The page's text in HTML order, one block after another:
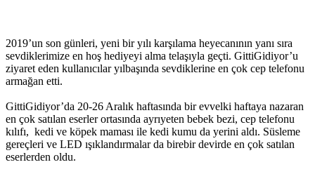
2019’un son günleri, yeni bir yılı karşılama heyecanının yanı sıra
sevdiklerimize en hoş hediyeyi alma telaşıyla geçti. GittiGidiyor’u
ziyaret eden kullanıcılar yılbaşında sevdiklerine en çok cep telefonu
armağan etti.
GittiGidiyor’da 20-26 Aralık haftasında bir evvelki haftaya nazaran
en çok satılan eserler ortasında ayrıyeten bebek bezi, cep telefonu
kılıfı, kedi ve köpek maması ile kedi kumu da yerini aldı. Süsleme
gereçleri ve LED ışıklandırmalar da birebir devirde en çok satılan
eserlerden oldu.